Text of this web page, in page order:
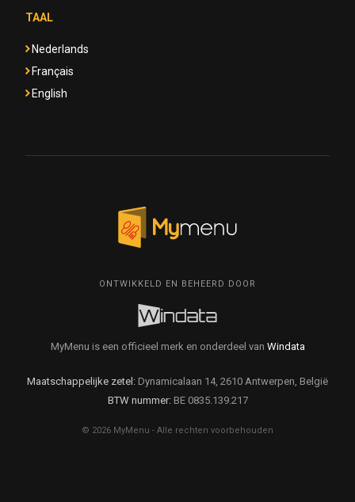
TAAL
Nederlands
Français
English
ONTWIKKELD EN BEHEERD DOOR
MyMenu is een officieel merk en onderdeel van Windata
Maatschappelijke zetel: Dynamicalaan 14, 2610 Antwerpen, België
BTW nummer:BE 0835.139.217
© 2026 MyMenu - Alle rechten voorbehouden